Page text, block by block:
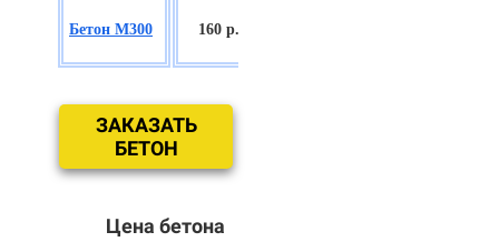
Бетон М300 160 р.
ЗАКАЗАТЬ
БЕТОН
Цена бетона